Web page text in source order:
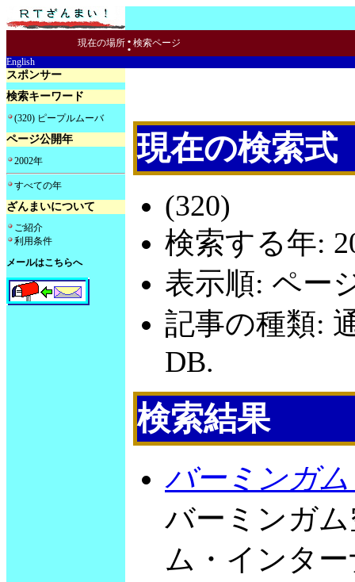
現在の場所 : 検索ページ
English
スポンサー
検索キーワード
(320) ピープルムーバ
ページ公開年
2002年
すべての年
ざんまいについて
ご紹介
利用条件
メールはこちらへ
現在の検索式
(320)
検索する年:
表示順: ペー
記事の種類:
DB.
検索結果
バーミンガ
バーミンガ
ム・インタ